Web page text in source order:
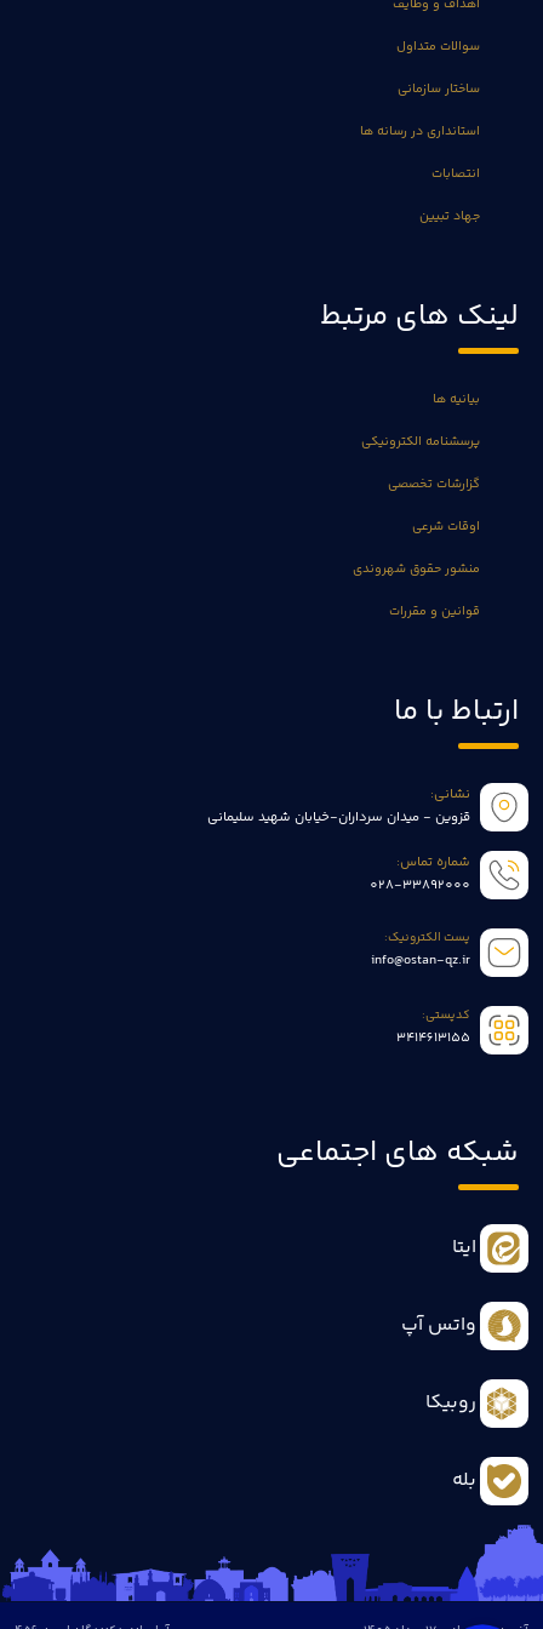
اهداف و وظایف
سوالات متداول
ساختار سازمانی
استانداری در رسانه ها
انتصابات
جهاد تبیین
لینک های مرتبط
بیانیه ها
پرسشنامه الکترونیکی
گزارشات تخصصی
اوقات شرعی
منشور حقوق شهروندی
قوانین و مقررات
ارتباط با ما
نشانی:
قزوین - میدان سرداران-خیابان شهید سلیمانی
شماره تماس:
028-33892000
پست الکترونیک:
info@ostan-qz.ir
کدپستی:
3414613155
شبکه های اجتماعی
ایتا
واتس آپ
روبیکا
بله